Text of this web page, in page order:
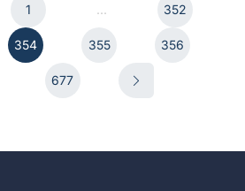
1 ... 352
354 355 356
677